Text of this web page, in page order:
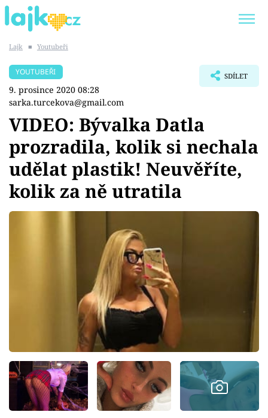
SHOPAHOLICADEL
Témata
Showbyznys
Youtubeři
Sledujte prima+
Přihlášení
Sledujte nás
Lajk ■ Youtubeři
YOUTUBEŘI
9. prosince 2020 08:28
sarka.turcekova@gmail.com
SDÍLET
VIDEO: Bývalka Datla
prozradila, kolik si nechala
udělat plastik! Neuvěříte,
kolik za ně utratila